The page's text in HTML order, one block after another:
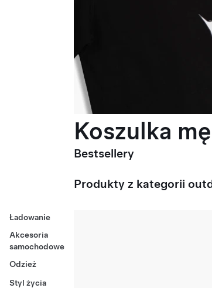
Ładowanie
Akcesoria
samochodowe
Odzież
Styl życia
Koszulka
Bestsellery
Produkty z kategorii